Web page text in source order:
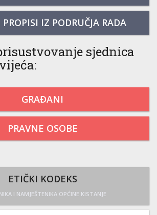
IZ PODRUČJA RADA
sjednica
GRAĐANI
PRAVNE OSOBE
ETIČKI KODEKS
I NAMJEŠTENIKA OPĆINE KISTANJE